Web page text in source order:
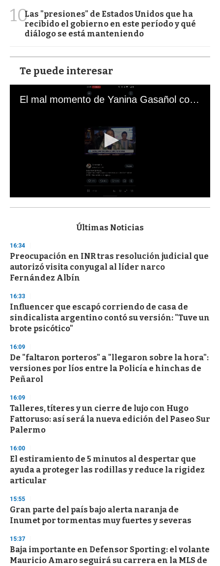
10Las "presiones" de Estados Unidos que ha
recibido el gobierno en este período y qué
diálogo se está manteniendo
Te puede interesar
El mal momento de Yanina Gasañol con un hincha argentino en "Subrayado"
s
d
s
o
f
3
s
e
c
o
n
Últimas Noticias
16:34
Preocupación en INR tras resolución judicial que
autorizó visita conyugal al líder narco
Fernández Albín
16:33
Influencer que escapó corriendo de casa de
sindicalista argentino contó su versión: "Tuve un
brote psicótico"
16:09
De "faltaron porteros" a "llegaron sobre la hora":
versiones por líos entre la Policía e hinchas de
Peñarol
16:09
Talleres, títeres y un cierre de lujo con Hugo
Fattoruso: así será la nueva edición del Paseo Sur
Palermo
16:00
El estiramiento de 5 minutos al despertar que
ayuda a proteger las rodillas y reduce la rigidez
articular
15:55
Gran parte del país bajo alerta naranja de
Inumet por tormentas muy fuertes y severas
15:37
Baja importante en Defensor Sporting: el volante
Mauricio Amaro seguirá su carrera en la MLS de